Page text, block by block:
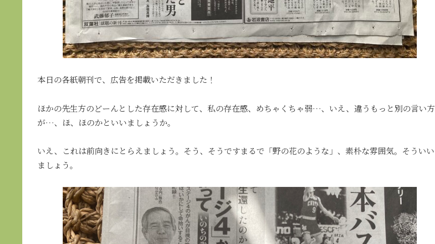
本日の各紙朝刊で、広告を掲載いただきました！
ほかの先生方のどーんとした存在感に対して、私の存在感、めちゃくちゃ弱…、いえ、違うもっと別の言い方
が…、ほ、ほのかといいましょうか。
いえ、これは前向きにとらえましょう。そう、そうですまるで「野の花のような」、素朴な雰囲気。そういい
ましょう。